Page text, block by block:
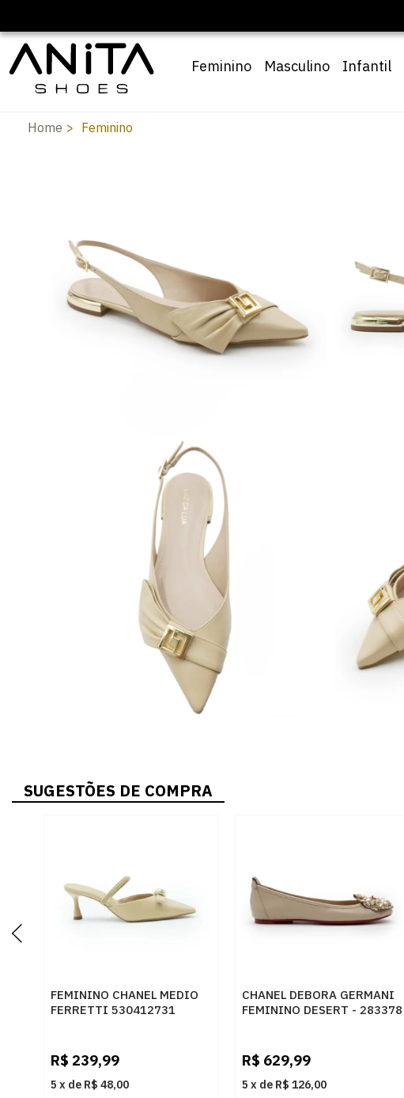
Feminino Masculino Infantil
Home Feminino
SUGESTÕES DE COMPRA
FEMININO CHANEL MEDIO
FERRETTI 530412731
R$ 239,99
5 x de R$ 48,00
CHANEL DEBORA GERMANI
FEMININO DESERT - 283378
R$ 629,99
5 x de R$ 126,00